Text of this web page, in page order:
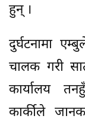
हुन् ।
दुर्घटनामा
चालक गरी
कार्यालय
कार्कीले